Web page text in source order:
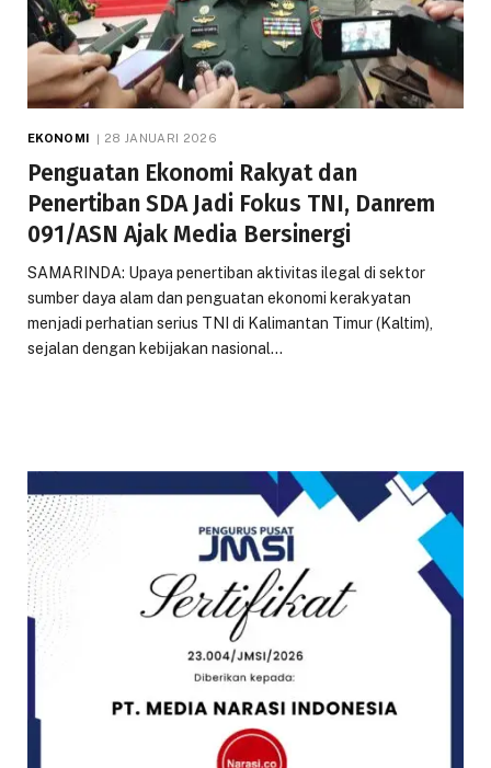
EKONOMI 28 JANUARI 2026
Penguatan Ekonomi Rakyat dan
Penertiban SDA Jadi Fokus TNI, Danrem
091/ASN Ajak Media Bersinergi
SAMARINDA: Upaya penertiban aktivitas ilegal di sektor
sumber daya alam dan penguatan ekonomi kerakyatan
menjadi perhatian serius TNI di Kalimantan Timur (Kaltim),
sejalan dengan kebijakan nasional…